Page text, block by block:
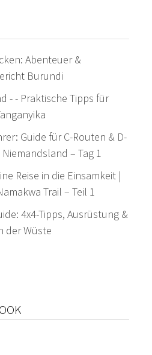
Abenteuer &
Burundi
- - Praktische Tipps für
Guide für C-Routen & D-
– Tag 1
Reise in die Einsamkeit |
Trail – Teil 1
4x4-Tipps, Ausrüstung &
der Wüste